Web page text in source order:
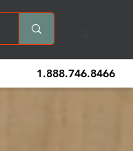
1.888.746.8466